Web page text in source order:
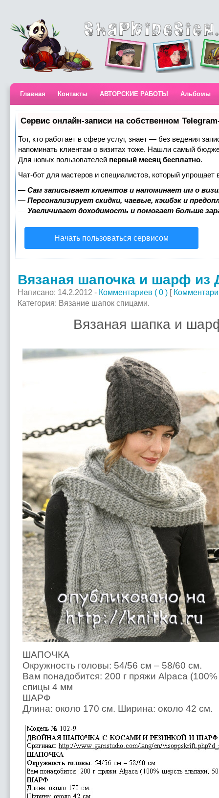
Главная Контакты АВТОРСКИЕ РАБОТЫ Альбомы
Сервис онлайн-записи на собственном
Тот, кто работает в сфере услуг, знает — без ведения
напоминать клиентам о визитах тоже. Нашли самый
Для новых пользователей первый месяц бесплатно.
Чат-бот для мастеров и специалистов, который упрощает
— Сам записывает клиентов и напоминает им о
— Персонализирует скидки, чаевые, кэшбэк и
— Увеличивает доходимость и помогает больше
Начать пользоваться сервисом
Вязаная шапочка и шарф из
Написано: 14.2.2012 - Комментариев ( 0 ) [
Категория: Вязание шапок спицами.
Вязаная шапка и шарф
ШАПОЧКА
Окружность головы: 54/56 см – 58/60 см.
Вам понадобится: 200 г пряжи Alpaca
спицы 4 мм
ШАРФ
Длина: около 170 см. Ширина: около 42 см.